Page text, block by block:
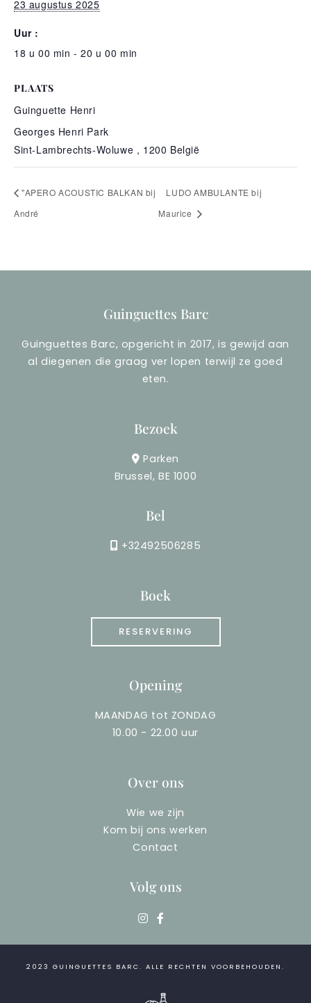
23 augustus 2025
Uur :
18 u 00 min - 20 u 00 min
PLAATS
Guinguette Henri
Georges Henri Park
Sint-Lambrechts-Woluwe , 1200 België
"APERO ACOUSTIC BALKAN bij
André
LUDO AMBULANTE bij
Maurice
Guinguettes Barc
Guinguettes Barc, opgericht in 2017, is gewijd aan
al diegenen die graag ver lopen terwijl ze goed
eten.
Bezoek
Parken
Brussel, BE 1000
Bel
+32492506285
Boek
RESERVERING
Opening
MAANDAG tot ZONDAG
10.00 - 22.00 uur
Over ons
Wie we zijn
Kom bij ons werken
Contact
Volg ons
2023 GUINGUETTES BARC. ALLE RECHTEN VOORBEHOUDEN.